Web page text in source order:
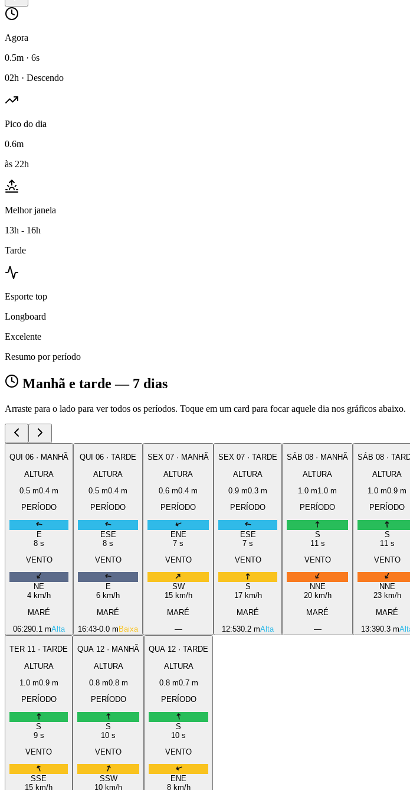
Agora
0.5m · 6s
02h · Descendo
Pico do dia
0.6m
às 22h
Melhor janela
13h - 16h
Tarde
Esporte top
Longboard
Excelente
Resumo por período
Manhã e tarde — 7 dias
Arraste para o lado para ver todos os períodos. Toque em um card para focar aquele dia nos gráficos abaixo.
QUI 06 · MANHÃ
ALTURA
0.5 m0.4 m
PERÍODO
E
8 s
VENTO
NE
4 km/h
MARÉ
06:290.1 mAlta
QUI 06 · TARDE
ALTURA
0.5 m0.4 m
PERÍODO
ESE
8 s
VENTO
E
6 km/h
MARÉ
16:43-0.0 m Baixa
SEX 07 · MANHÃ
ALTURA
0.6 m0.4 m
PERÍODO
ENE
7 s
VENTO
SW
15km/h
MARÉ
—
SEX 07 · TARDE
ALTURA
0.9 m0.3 m
PERÍODO
ESE
7 s
VENTO
S
17km/h
MARÉ
12:530.2 mAlta
SÁB 08 · MANHÃ
ALTURA
1.0 m1.0 m
PERÍODO
S
11 s
VENTO
NNE
20km/h
MARÉ
—
SÁB 08 ·
ALTURA
1.0 m0.9 m
PERÍODO
S
11 s
VENTO
NNE
23km/h
MARÉ
13:390.3 m
TER 11 · TARDE
ALTURA
1.0m0.9m
PERÍODO
S
9s
VENTO
SSE
15 km/h
QUA 12 · MANHÃ
ALTURA
0.8m0.8m
PERÍODO
S
10 s
VENTO
SSW
10 km/h
QUA 12 · TARDE
ALTURA
0.8m0.7m
PERÍODO
S
10 s
VENTO
ENE
8km/h